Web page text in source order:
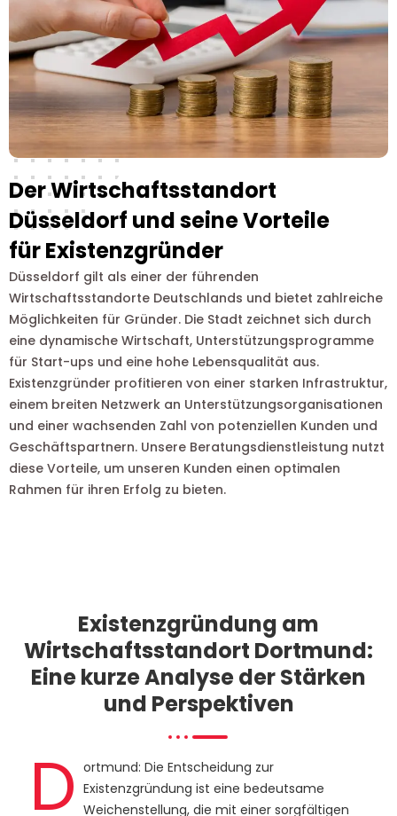
Der Wirtschaftsstandort
Düsseldorf und seine Vorteile
für Existenzgründer
Düsseldorf gilt als einer der führenden
Wirtschaftsstandorte Deutschlands und bietet zahlreiche
Möglichkeiten für Gründer. Die Stadt zeichnet sich durch
eine dynamische Wirtschaft, Unterstützungsprogramme
für Start-ups und eine hohe Lebensqualität aus.
Existenzgründer profitieren von einer starken Infrastruktur,
einem breiten Netzwerk an Unterstützungsorganisationen
und einer wachsenden Zahl von potenziellen Kunden und
Geschäftspartnern. Unsere Beratungsdienstleistung nutzt
diese Vorteile, um unseren Kunden einen optimalen
Rahmen für ihren Erfolg zu bieten.
Existenzgründung am
Wirtschaftsstandort Dortmund:
Eine kurze Analyse der Stärken
und Perspektiven
D ortmund: Die Entscheidung zur
Existenzgründung ist eine bedeutsame
Weichenstellung, die mit einer sorgfältigen